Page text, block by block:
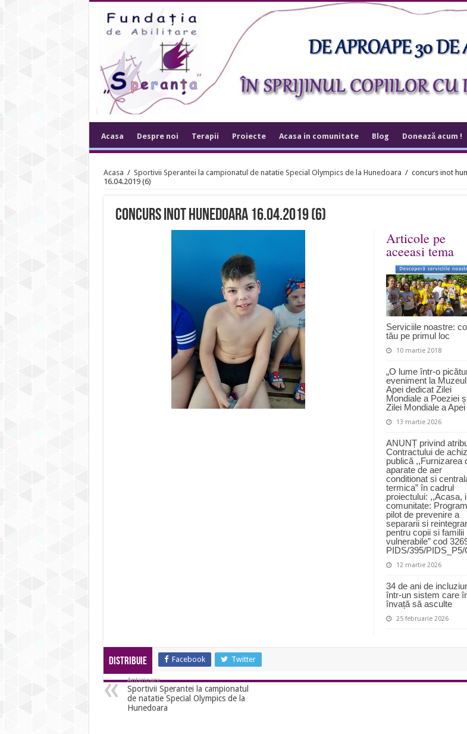
Acasa Despre noi Terapii Proiecte Acasa in comunitate Blog Donează acum !
Acasa / Sportivii Sperantei la campionatul de natatie Special Olympics de la Hunedoara / concurs inot
16.04.2019 (6)
concurs inot hunedoara 16.04.2019 (6)
Articole pe
aceeasi tema
Serviciile noastre:
tău pe primul loc
10 martie 2018
„O lume într-o
eveniment la Muzeul
Apei dedicat Zilei
Mondiale a Poeziei
Zilei Mondiale a Apei
13 martie 2026
ANUNȚ privind
Contractului de
publică ,,Furnizarea
aparate de aer
conditionat si
termica” în cadrul
proiectului: ,,Acasa,
comunitate: Program
pilot de prevenire a
separarii si
pentru copii si familii
vulnerabile” cod
PIDS/395/
12 martie 2026
34 de ani de
într-un sistem care
învață să asculte
25 februarie 2026
Distribuie Facebook Twitter
Anterioare
Sportivii Sperantei la campionatul
de natatie Special Olympics de la
Hunedoara